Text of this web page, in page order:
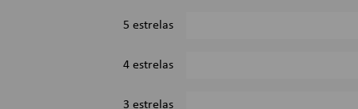
5 estrelas
4 estrelas
3 estrelas